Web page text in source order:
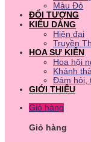
Màu Đỏ
ĐỐI TƯỢNG
KIỂU DÁNG
Hiện đại
Truyền
HOA SỰ KIỆN
Hoa hội
Khánh
Đám hỏi,
GIỚI THIỆU
Giỏ hàng
Giỏ hàng